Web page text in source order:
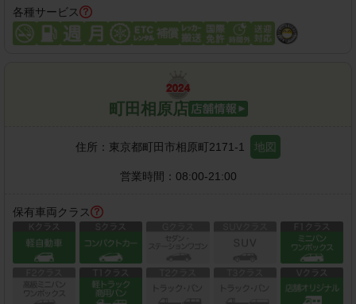
各種サービス
町田相原店
住所： 東京都町田市相原町2171-1 地図
営業時間： 08:00-21:00
保有車両クラス